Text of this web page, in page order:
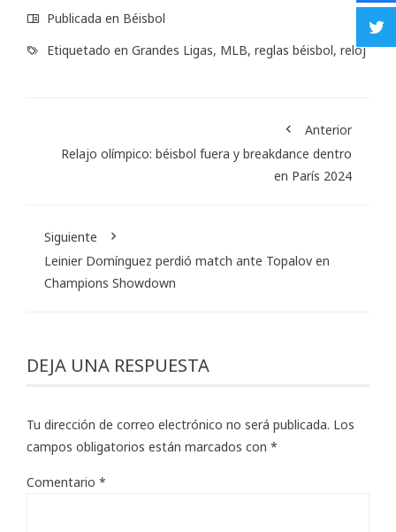
Publicada en Béisbol
Etiquetado en Grandes Ligas, MLB, reglas béisbol, reloj
Anterior
Relajo olímpico: béisbol fuera y breakdance dentro
en París 2024
Siguiente
Leinier Domínguez perdió match ante Topalov en
Champions Showdown
DEJA UNA RESPUESTA
Tu dirección de correo electrónico no será publicada. Los
campos obligatorios están marcados con *
Comentario *